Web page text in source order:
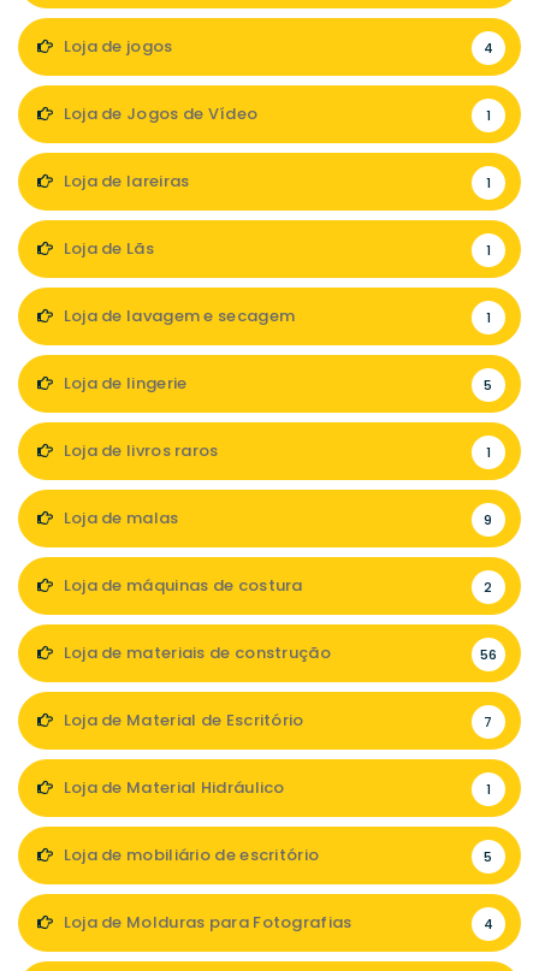
Loja de jogos 4
Loja de Jogos de Vídeo 1
Loja de lareiras 1
Loja de Lãs 1
Loja de lavagem e secagem 1
Loja de lingerie 5
Loja de livros raros 1
Loja de malas 9
Loja de máquinas de costura 2
Loja de materiais de construção 56
Loja de Material de Escritório 7
Loja de Material Hidráulico 1
Loja de mobiliário de escritório 5
Loja de Molduras para Fotografias 4